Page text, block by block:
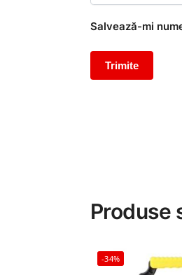
Salvează-mi
Produse
-34%